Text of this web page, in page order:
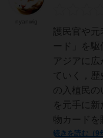
護民官や
ード」を
アジアに広
ていく，
の入植民の
を元手に
物カードを
続きを読む（9